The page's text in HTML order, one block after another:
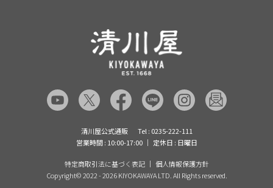
よくあるご質問（FAQ）
あんしんの品質保証について（産直品）
品質保証について（通常品）
清川屋のレビューを見る
清川屋公式通販
Tel : 0235-222-111
営業時間 : 10:00-17:00
定休日 : 日曜日
特定商取引法に基づく表記
個人情報保護方針
Copyright©2022 - 2026 KIYOKAWAYA LTD. All Rights reserved.